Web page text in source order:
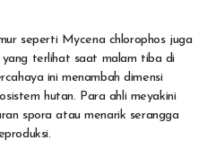
seperti Mycena chlorophos juga
terlihat saat malam tiba di
ini menambah dimensi
hutan. Para ahli meyakini
spora atau menarik serangga